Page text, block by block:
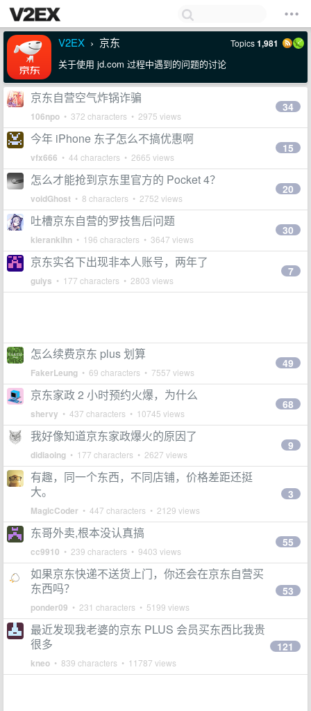
V2EX › 京东 Topics1,981
关于使用 jd.com 过程中遇到的问题的讨论
京东自营空气炸锅诈骗
106npo • 372 characters • 2975 views
34
今年 iPhone 东子怎么不搞优惠啊
vfx666 • 44 characters • 2665 views
15
怎么才能抢到京东里官方的 Pocket 4？
voidGhost • 8 characters • 2752 views
20
吐槽京东自营的罗技售后问题
kierankihn • 196 characters • 3647 views
30
京东实名下出现非本人账号，两年了
guiys • 177 characters • 2803 views
7
怎么续费京东 plus 划算
FakerLeung • 69 characters • 7557 views
49
京东家政 2 小时预约火爆，为什么
shervy • 437 characters • 10745 views
68
我好像知道京东家政爆火的原因了
didiaoing • 177 characters • 2627 views
9
有趣，同一个东西，不同店铺，价格差距还挺
大。
MagicCoder • 447 characters • 2129 views
3
东哥外卖,根本没认真搞
cc9910 • 239 characters • 9403 views
55
如果京东快递不送货上门，你还会在京东自营买
东西吗？
ponder09 • 231 characters • 5199 views
53
最近发现我老婆的京东 PLUS 会员买东西比我贵
很多
kneo • 839 characters • 11787 views
121